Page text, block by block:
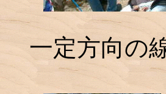
一定方向の